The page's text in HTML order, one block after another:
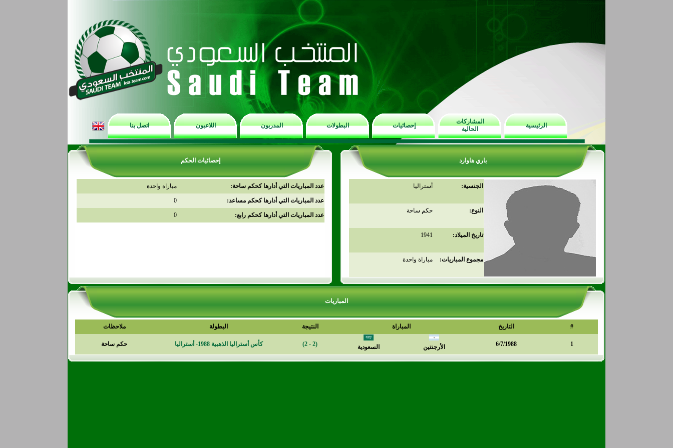
الرئيسية
المشاركات
الحالية
إحصائيات البطولات المدربون اللاعبون اتصل بنا
باري هاوارد إحصائيات الحكم
الجنسية: أستراليا
النوع: حكم ساحة
تاريخ الميلاد: 1941
مجموع المباريات: مباراة واحدة
عدد المباريات التي أدارها كحكم ساحة: مباراة واحدة
عدد المباريات التي أدارها كحكم مساعد: 0
عدد المباريات التي أدارها كحكم رابع: 0
المباريات
# التاريخ المباراة النتيجة البطولة ملاحظات
1
6/7/1988 الأرجنتين السعودية (2 - 2) كأس أستراليا الذهبية 1988- أستراليا حكم ساحة